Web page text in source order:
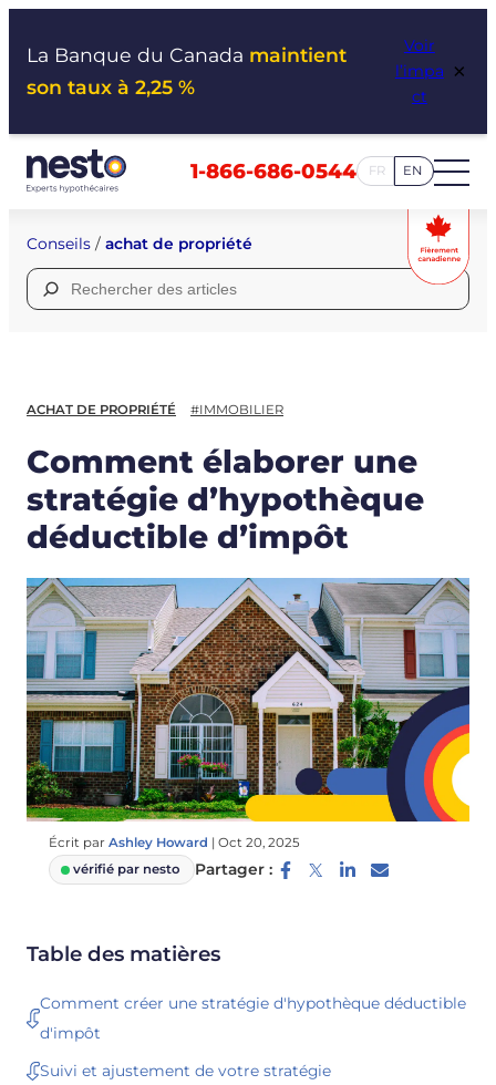
La Banque du Canada maintient
son taux à 2,25 %
Voir
l’impa
ct
×
1-866-686-0544 FR EN
Conseils / achat de propriété
Rechercher :
ACHAT DE PROPRIÉTÉ #IMMOBILIER
Comment élaborer une
stratégie d’hypothèque
déductible d’impôt
Écrit par Ashley Howard | Oct 20, 2025
vérifié par nesto
Partager :
Table des matières
Comment créer une stratégie d'hypothèque déductible
d'impôt
Suivi et ajustement de votre stratégie